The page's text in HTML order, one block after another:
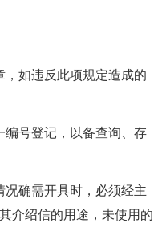
如违反此项规定造成的
编号登记，以备查询、存
确需开具时，必须经主
介绍信的用途，未使用的